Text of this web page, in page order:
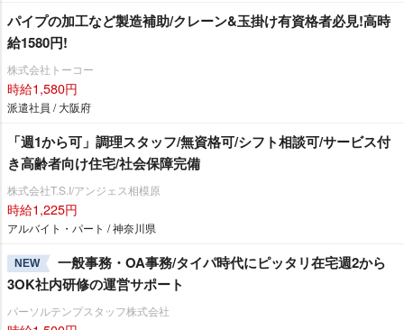
パイプの加工など製造補助/クレーン&玉掛け有資格者必見!高時
給1580円!
株式会社トーコー
時給1,580円
派遣社員 / 大阪府
「週1から可」調理スタッフ/無資格可/シフト相談可/サービス付
き高齢者向け住宅/社会保障完備
株式会社T.S.I/アンジェス相模原
時給1,225円
アルバイト・パート / 神奈川県
NEW
一般事務・OA事務/タイパ時代にピッタリ在宅週2から
3OK社内研修の運営サポート
パーソルテンプスタッフ株式会社